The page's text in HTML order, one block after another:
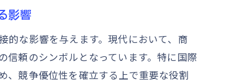
影響
的な影響を与えます。現代において、商
信頼のシンボルとなっています。特に国際
、競争優位性を確立する上で重要な役割